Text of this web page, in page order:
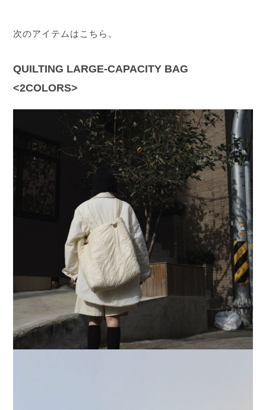
次のアイテムはこちら。
QUILTING LARGE-CAPACITY BAG
<2COLORS>